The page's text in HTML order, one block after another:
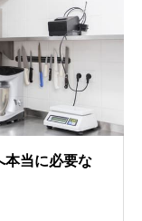
本当に必要な